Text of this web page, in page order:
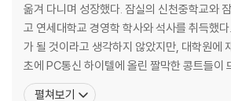
옮겨 다니며 성장했다. 잠실의 신천중학교와
고 연세대학교 경영학 학사와 석사를 취득했
가 될 것이라고 생각하지 않았지만, 대학원에
초에 PC통신 하이텔에 올린 짤막한 콩트들이
을 보고 자신의 작가적 재능을 처음으로 깨달
펼쳐보기